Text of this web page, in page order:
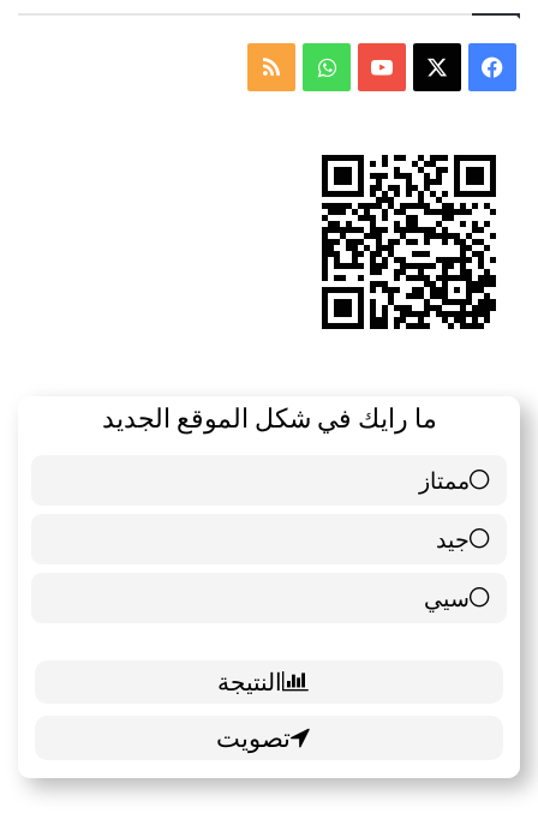
فيسبوك ‫YouTubeواتسابملخص
ما رايك في شكل الموقع الجديد
ممتاز
6 ( 85.71 % )
جيد
0 ( 0 % )
سيي
1 ( 14.29 % )